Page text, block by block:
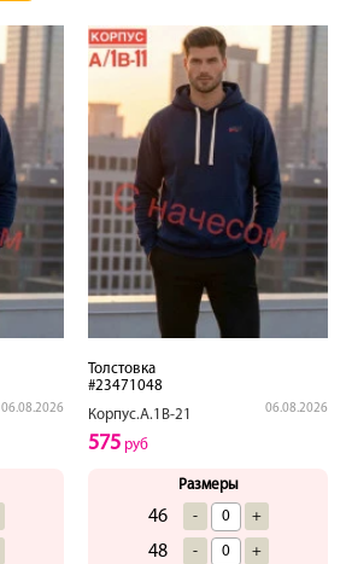
06.08.2026
Толстовка
#23471048
Корпус.А.1В-21
06.08.2026
575 руб
Размеры
46 - +
48 - +